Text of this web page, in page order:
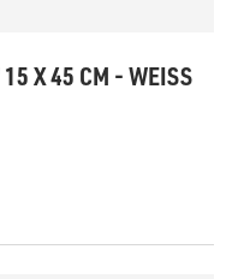
X 45 CM - WEISS